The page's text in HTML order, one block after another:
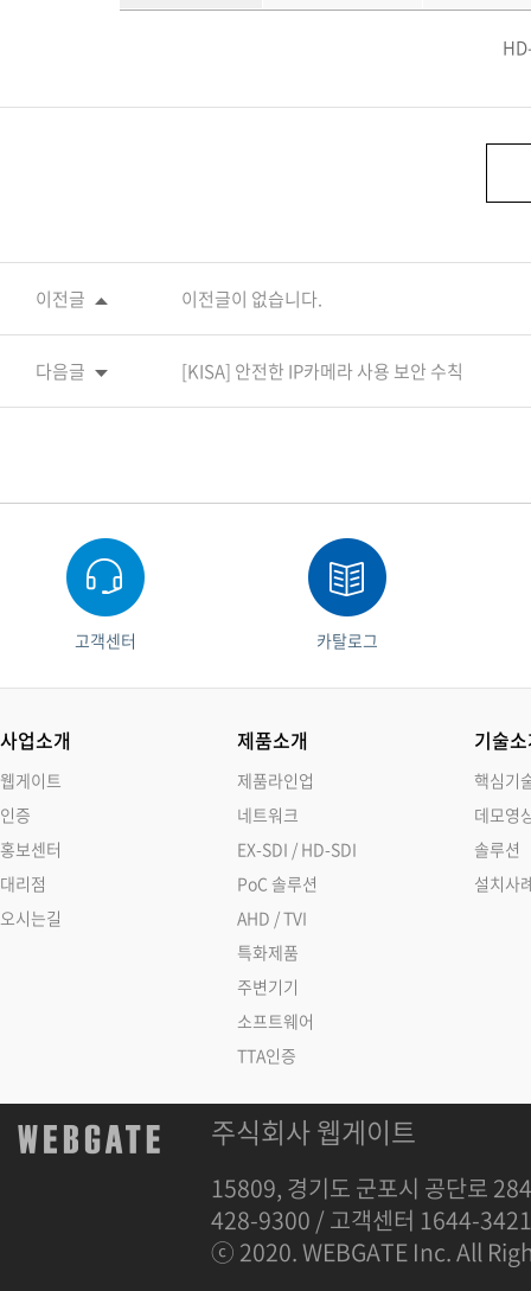
이전글 이전글이 없습니다.
다음글 [KISA] 안전한 IP카메라 사용 보안 수칙
고객센터 카탈로그
사업소개
웹게이트
인증
홍보센터
대리점
오시는길
제품소개
제품라인업
네트워크
EX-SDI / HD-SDI
PoC 솔루션
AHD / TVI
특화제품
주변기기
소프트웨어
TTA인증
기술
핵심기
데모영
솔루션
설치사
주식회사 웹게이트
15809, 경기도 군포시 공단로
428-9300 / 고객센터 1644-
ⓒ 2020. WEBGATE Inc. All